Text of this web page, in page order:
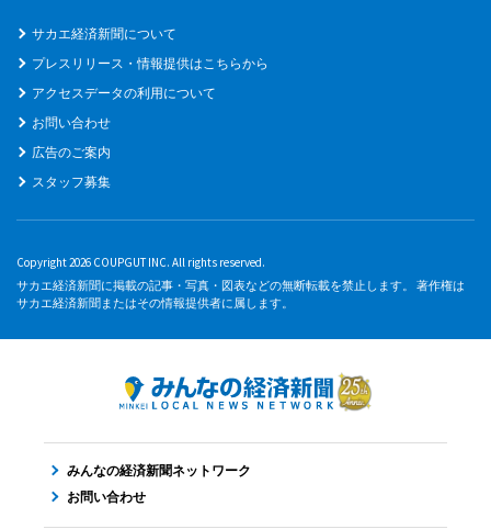
サカエ経済新聞について
プレスリリース・情報提供はこちらから
アクセスデータの利用について
お問い合わせ
広告のご案内
スタッフ募集
Copyright 2026 COUPGUT INC. All rights reserved.
サカエ経済新聞に掲載の記事・写真・図表などの無断転載を禁止します。 著作権は
サカエ経済新聞またはその情報提供者に属します。
みんなの経済新聞ネットワーク
お問い合わせ